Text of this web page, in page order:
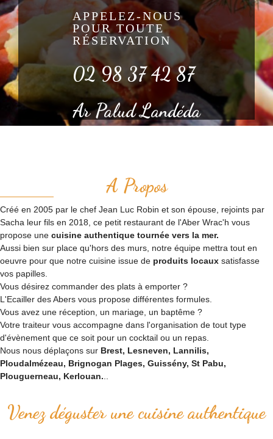
APPELEZ-NOUS
POUR TOUTE
RÉSERVATION
02 98 37 42 87
Ar Palud Landéda
A Propos
Créé en 2005 par le chef Jean Luc Robin et son épouse, rejoints par
Sacha leur fils en 2018, ce petit restaurant de l'Aber Wrac'h vous
propose une cuisine authentique tournée vers la mer.
Aussi bien sur place qu'hors des murs, notre équipe mettra tout en
oeuvre pour que notre cuisine issue de produits locaux satisfasse
vos papilles.
Vous désirez commander des plats à emporter ?
L'Ecailler des Abers vous propose différentes formules.
Vous avez une réception, un mariage, un baptême ?
Votre traiteur vous accompagne dans l'organisation de tout type
d'évènement que ce soit pour un cocktail ou un repas.
Nous nous déplaçons sur Brest, Lesneven, Lannilis,
Ploudalmézeau, Brignogan Plages, Guissény, St Pabu,
Plouguerneau, Kerlouan.
Venez déguster une cuisine authentique